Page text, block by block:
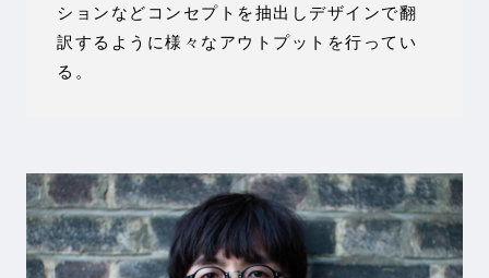
ションなどコンセプトを抽出しデザインで翻
訳するように様々なアウトプットを行ってい
る。